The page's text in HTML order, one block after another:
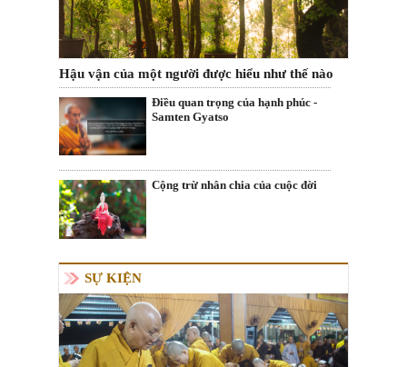
Hậu vận của một người được hiểu như thế nào
Điều quan trọng của hạnh phúc -
Samten Gyatso
Cộng trừ nhân chia của cuộc đời
SỰ KIỆN